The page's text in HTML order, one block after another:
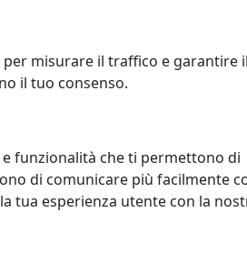
ISOTTA, COD. 0SP2916C62
misurare il traffico e garantire
il tuo consenso.
funzionalità che ti permettono di
di comunicare più facilmente
tua esperienza utente con la